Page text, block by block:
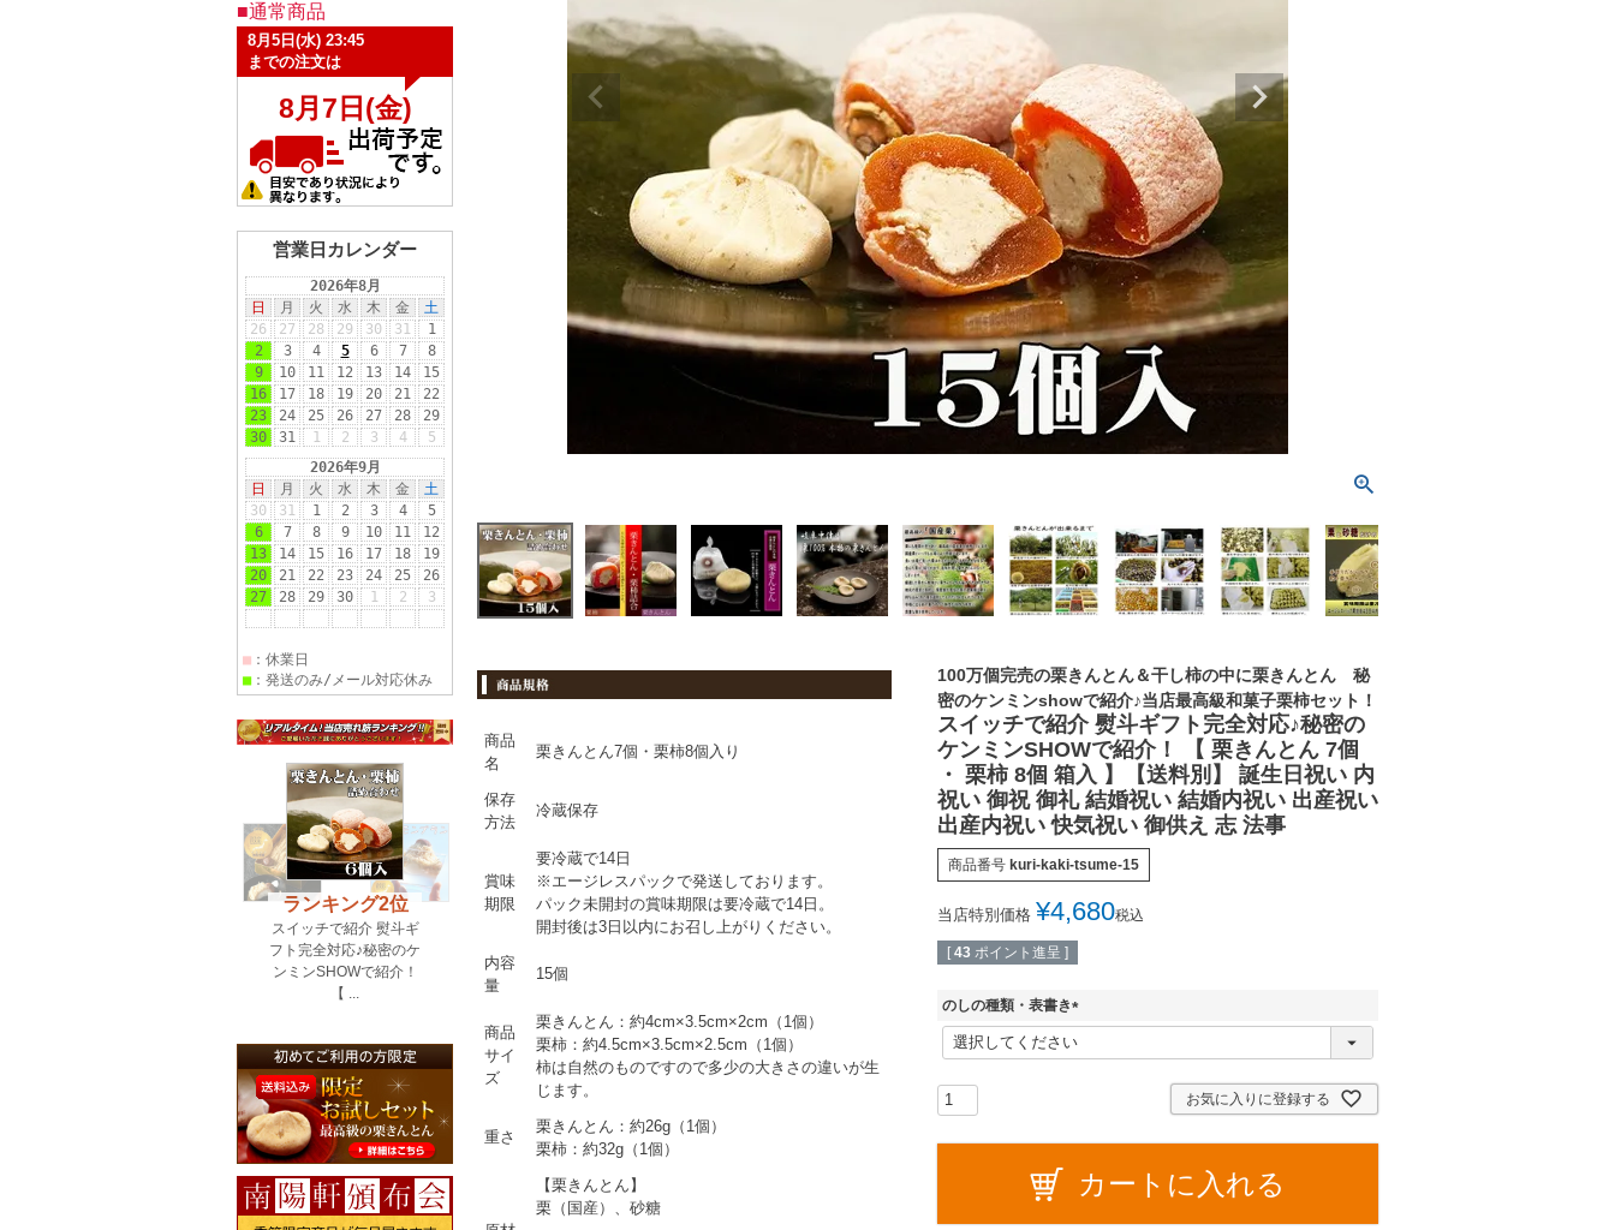
■通常商品
営業日カレンダー
商品
名
栗きんとん7個・栗柿8個入り
保存
方法
冷蔵保存
賞味
期限
要冷蔵で14日
※エージレスパックで発送しております。
パック未開封の賞味期限は要冷蔵で14日。
開封後は3日以内にお召し上がりください。
内容
量
15個
商品
サイ
ズ
栗きんとん：約4cm×3.5cm×2cm（1個）
栗柿：約4.5cm×3.5cm×2.5cm（1個）
柿は自然のものですので多少の大きさの違いが生
じます。
重さ
栗きんとん：約26g（1個）
栗柿：約32g（1個）
【栗きんとん】
栗（国産）、砂糖
100万個完売の栗きんとん＆干し柿の中に栗きんとん 秘
密のケンミンshowで紹介♪当店最高級和菓子栗柿セット！
スイッチで紹介 熨斗ギフト完全対応♪秘密の
ケンミンSHOWで紹介！ 【 栗きんとん 7個
・ 栗柿 8個 箱入 】【送料別】 誕生日祝い 内
祝い 御祝 御礼 結婚祝い 結婚内祝い 出産祝い
出産内祝い 快気祝い 御供え 志 法事
商品番号 kuri-kaki-tsume-15
当店特別価格 ¥4,680税込
[ 43 ポイント進呈 ]
のしの種類・表書き
(
お気に入りに登録する
カートに入れる